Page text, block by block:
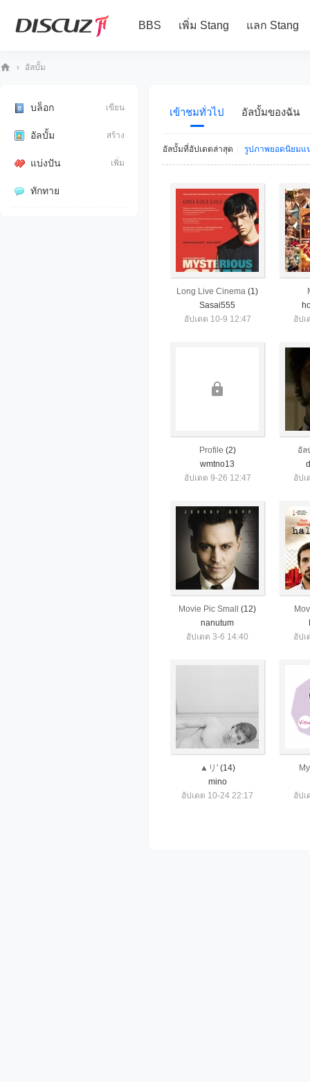
BBS เพิ่ม Stang แลก Stang
› อัลบั้ม
เขียน
บล็อก
สร้าง
อัลบั้ม
เพิ่ม
แบ่งปัน
ทักทาย
เข้าชมทั่วไป อัลบั้มของฉัน
อัลบั้มที่อัปเดตล่าสุด รูปภาพยอดนิยมแ
Long Live Cinema (1)
Sasai555
อัปเดต 10-9 12:47
อัปเ
Profile (2)
wmtno13
อัปเดต 9-26 12:47
อัล
อัปเ
Movie Pic Small
(12)
nanutum
อัปเดต 3-6 14:40
อัปเ
▲リ'(14)
mino
อัปเดต 10-24 22:17
อัปเ